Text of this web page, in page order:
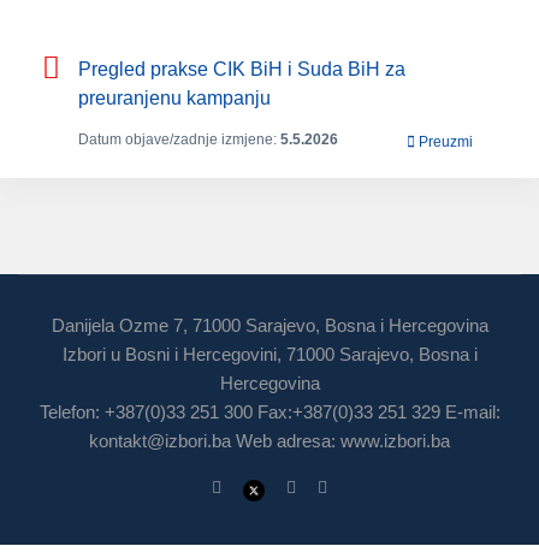
Pregled prakse CIK BiH i Suda BiH za
preuranjenu kampanju
Datum objave/zadnje izmjene: 5.5.2026 Preuzmi
Danijela Ozme 7, 71000 Sarajevo, Bosna i Hercegovina
Izbori u Bosni i Hercegovini, 71000 Sarajevo, Bosna i
Hercegovina
Telefon: +387(0)33 251 300 Fax:+387(0)33 251 329 E-mail:
kontakt@izbori.ba Web adresa: www.izbori.ba